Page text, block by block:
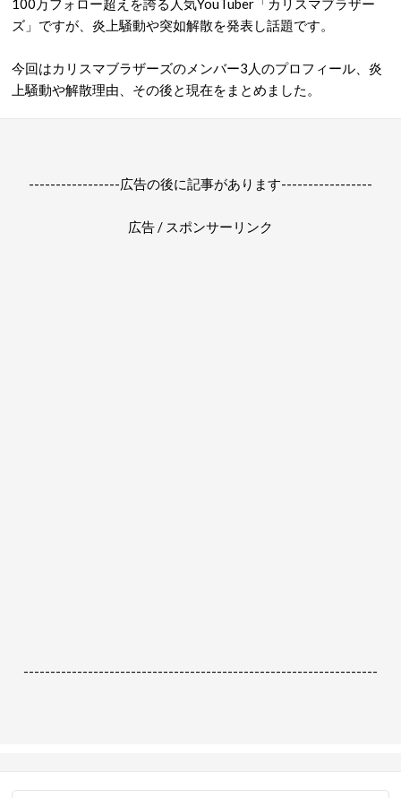
100万フォロー超えを誇る人気YouTuber「カリスマブラザー
ズ」ですが、炎上騒動や突如解散を発表し話題です。
今回はカリスマブラザーズのメンバー3人のプロフィール、炎
上騒動や解散理由、その後と現在をまとめました。
-----------------広告の後に記事があります-----------------
広告 / スポンサーリンク
------------------------------------------------------------------